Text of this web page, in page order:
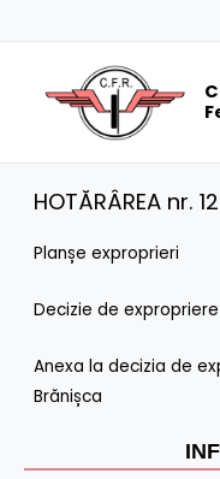
HOTĂRÂREA nr.
Planșe exproprieri
Decizie de
Anexa la decizia de
Brănișca